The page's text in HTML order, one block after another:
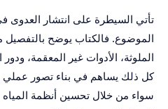
تأتي السيطرة على انتشار العدوى
الموضوع. فالكتاب يوضح بالتفصيل
الملوثة، الأدوات غير المعقمة،
كل ذلك يساهم في بناء تصور عملي
سواء من خلال تحسين أنظمة